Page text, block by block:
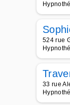
524 rue
33 rue